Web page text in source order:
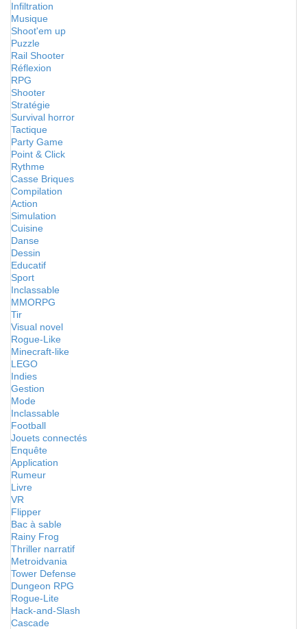
Infiltration
Musique
Shoot'em up
Puzzle
Rail Shooter
Réflexion
RPG
Shooter
Stratégie
Survival horror
Tactique
Party Game
Point & Click
Rythme
Casse Briques
Compilation
Action
Simulation
Cuisine
Danse
Dessin
Educatif
Sport
Inclassable
MMORPG
Tir
Visual novel
Rogue-Like
Minecraft-like
LEGO
Indies
Gestion
Mode
Inclassable
Football
Jouets connectés
Enquête
Application
Rumeur
Livre
VR
Flipper
Bac à sable
Rainy Frog
Thriller narratif
Metroidvania
Tower Defense
Dungeon RPG
Rogue-Lite
Hack-and-Slash
Cascade